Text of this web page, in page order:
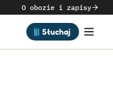
O obozie i zapisy
Słuchaj